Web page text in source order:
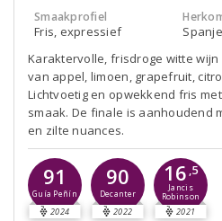
Smaakprofiel
Fris, expressief
Karaktervolle, frisdroge witte
van appel, limoen, grapefruit,
Lichtvoetig en opwekkend fris
smaak. De finale is aanhoudend
en zilte nuances.
91
Guía Peñín
2024
90
Decanter
2022
16 ,5
Jancis
Robinson
2021